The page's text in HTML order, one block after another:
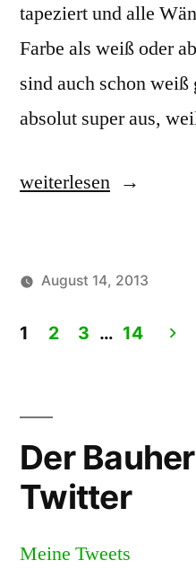
tapeziert und alle
Farbe als weiß oder
sind auch schon
absolut super aus,
"14.08.2013
Treppeneinbau"
weiterlesen
von
August 14, 2013
in
1 2 3 … 14
Der
Twitter
Meine Tweets